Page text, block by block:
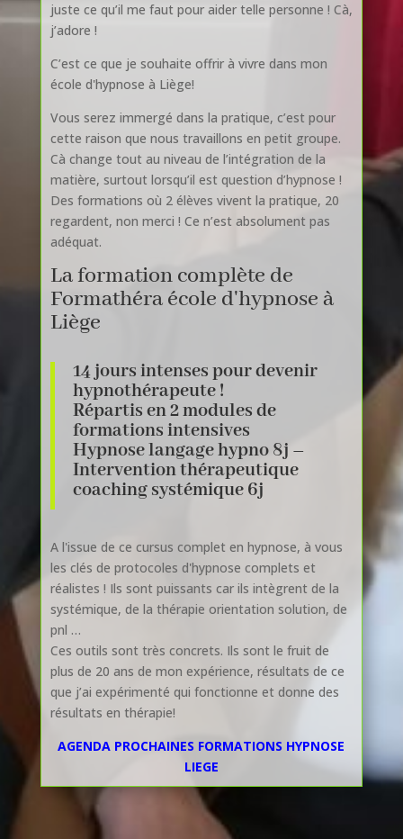
juste ce qu’il me faut pour aider telle personne ! Cà,
j’adore !
C’est ce que je souhaite offrir à vivre dans mon
école d'hypnose à Liège!
Vous serez immergé dans la pratique, c’est pour
cette raison que nous travaillons en petit groupe.
Cà change tout au niveau de l’intégration de la
matière, surtout lorsqu’il est question d’hypnose !
Des formations où 2 élèves vivent la pratique, 20
regardent, non merci ! Ce n’est absolument pas
adéquat.
La formation complète de
Formathéra école d'hypnose à
Liège
14 jours intenses pour devenir
hypnothérapeute !
Répartis en 2 modules de
formations intensives
Hypnose langage hypno 8j –
Intervention thérapeutique
coaching systémique 6j
A l'issue de ce cursus complet en hypnose, à vous
les clés de protocoles d'hypnose complets et
réalistes ! Ils sont puissants car ils intègrent de la
systémique, de la thérapie orientation solution, de
pnl …
Ces outils sont très concrets. Ils sont le fruit de
plus de 20 ans de mon expérience, résultats de ce
que j’ai expérimenté qui fonctionne et donne des
résultats en thérapie!
AGENDA PROCHAINES FORMATIONS HYPNOSE
LIEGE